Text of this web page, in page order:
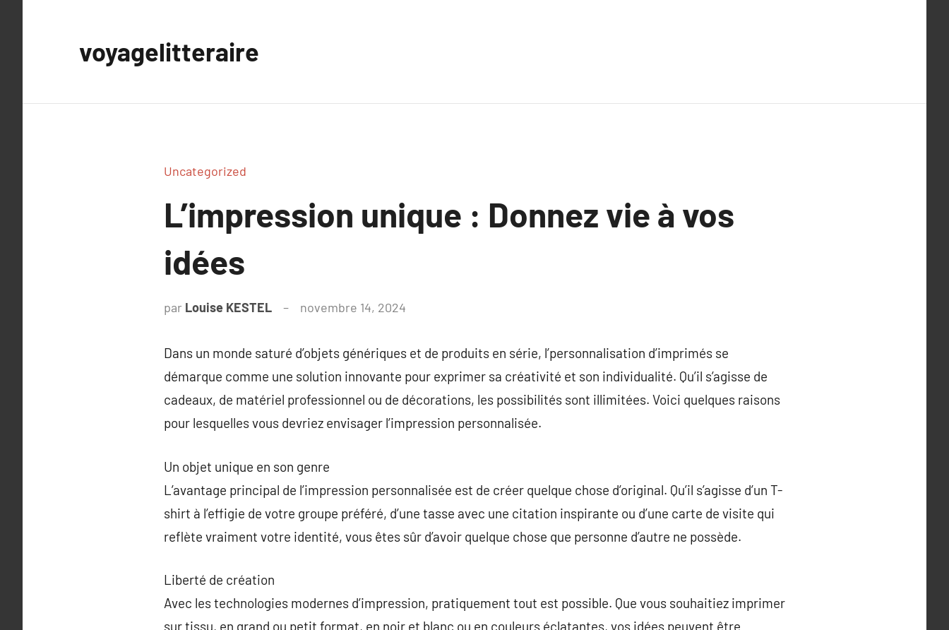
voyagelitteraire
Uncategorized
L’impression unique : Donnez vie à vos
idées
par Louise KESTEL novembre 14, 2024
Dans un monde saturé d’objets génériques et de produits en série, l’personnalisation d’imprimés se
démarque comme une solution innovante pour exprimer sa créativité et son individualité. Qu’il s’agisse de
cadeaux, de matériel professionnel ou de décorations, les possibilités sont illimitées. Voici quelques raisons
pour lesquelles vous devriez envisager l’impression personnalisée.
Un objet unique en son genre
L’avantage principal de l’impression personnalisée est de créer quelque chose d’original. Qu’il s’agisse d’un T-
shirt à l’effigie de votre groupe préféré, d’une tasse avec une citation inspirante ou d’une carte de visite qui
reflète vraiment votre identité, vous êtes sûr d’avoir quelque chose que personne d’autre ne possède.
Liberté de création
Avec les technologies modernes d’impression, pratiquement tout est possible. Que vous souhaitiez imprimer
sur tissu, en grand ou petit format, en noir et blanc ou en couleurs éclatantes, vos idées peuvent être